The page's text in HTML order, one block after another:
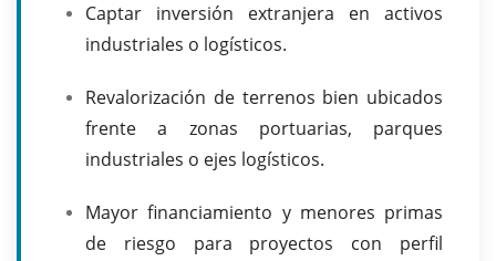
Captar inversión extranjera en activos
industriales o logísticos.
Revalorización de terrenos bien ubicados
frente a zonas portuarias, parques
industriales o ejes logísticos.
Mayor financiamiento y menores primas
de riesgo para proyectos con perfil